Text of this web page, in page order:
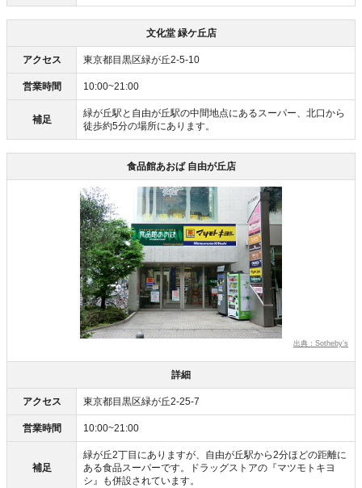
文化堂 緑ケ丘店
アクセス 東京都目黒区緑が丘2-5-10
営業時間 10:00~21:00
補足
緑が丘駅と自由が丘駅の中間地点にあるスーパー、北口から
徒歩約5分の場所にあります。
食品館あおば 自由が丘店
出典：Sotheby’s
詳細
アクセス 東京都目黒区緑が丘2-25-7
営業時間 10:00~21:00
補足
緑が丘2丁目にありますが、自由が丘駅から2分ほどの距離に
ある食品スーパーです。ドラッグストアの『マツモトキヨ
シ』も併設されています。